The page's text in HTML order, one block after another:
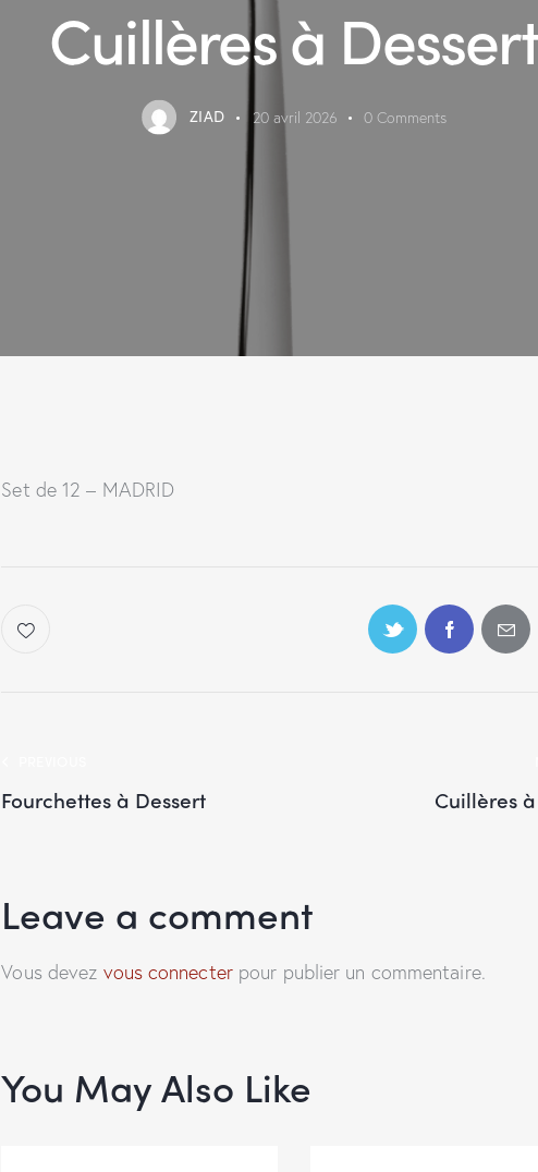
Cuillères à Dessert
ZIAD 20 avril 2026 0 Comments
Set de 12 – MADRID
Fourchettes à Dessert Cuillères
Leave a comment
Vous devez vous connecterpour publier un commentaire.
You May Also Like